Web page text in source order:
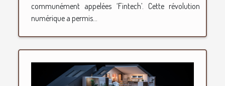
communément appelées ‘Fintech’. Cette révolution
numérique a permis...